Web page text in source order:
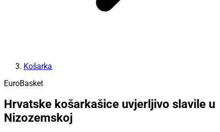
Košarka
EuroBasket
Hrvatske košarkašice uvjerljivo slavile u
Nizozemskoj